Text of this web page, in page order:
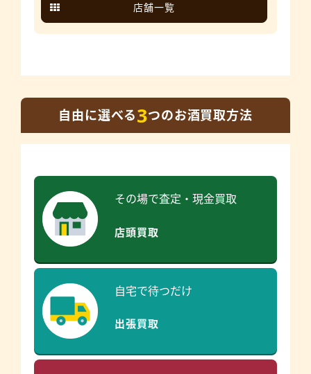
店舗一覧
自由に選べる3つのお酒買取方法
その場で査定・現金買取
店頭買取
自宅で待つだけ
出張買取